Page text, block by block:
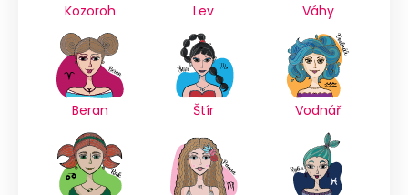
Kozoroh Lev Váhy
Beran Štír Vodnář